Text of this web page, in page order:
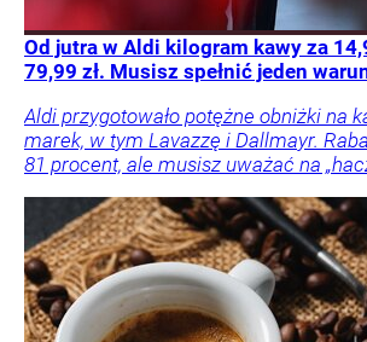
Od jutra w Aldi kilogram kawy za
79,99 zł. Musisz spełnić jeden
Aldi przygotowało potężne obniżki na
marek, w tym Lavazzę i Dallmayr.
81 procent, ale musisz uważać na